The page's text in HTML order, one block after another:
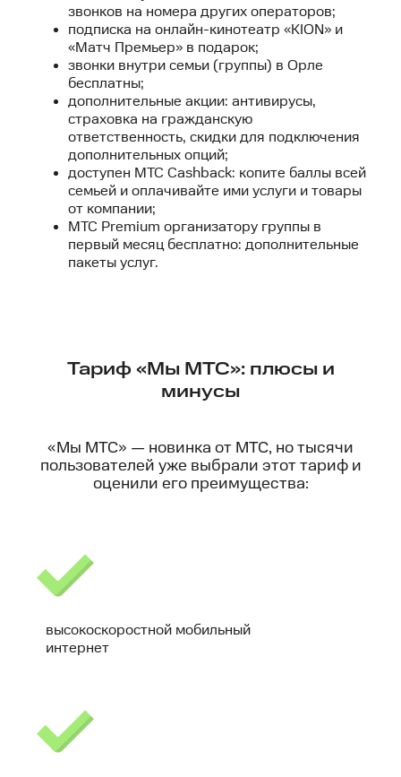
звонков на номера других операторов;
подписка на онлайн-кинотеатр «KION» и
«Матч Премьер» в подарок;
звонки внутри семьи (группы) в Орле
бесплатны;
дополнительные акции: антивирусы,
страховка на гражданскую
ответственность, скидки для подключения
дополнительных опций;
доступен МТС Cashback: копите баллы всей
семьей и оплачивайте ими услуги и товары
от компании;
МТС Premium организатору группы в
первый месяц бесплатно: дополнительные
пакеты услуг.
Тариф «Мы МТС»: плюсы и
минусы
«Мы МТС» — новинка от МТС, но тысячи
пользователей уже выбрали этот тариф и
оценили его преимущества:
высокоскоростной мобильный
интернет